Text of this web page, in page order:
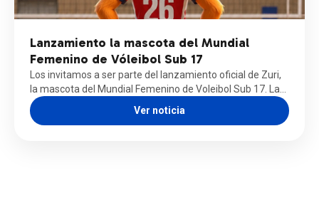
Lanzamiento la mascota del Mundial
Femenino de Vóleibol Sub 17
Los invitamos a ser parte del lanzamiento oficial de Zuri,
la mascota del Mundial Femenino de Voleibol Sub 17. La…
Ver noticia